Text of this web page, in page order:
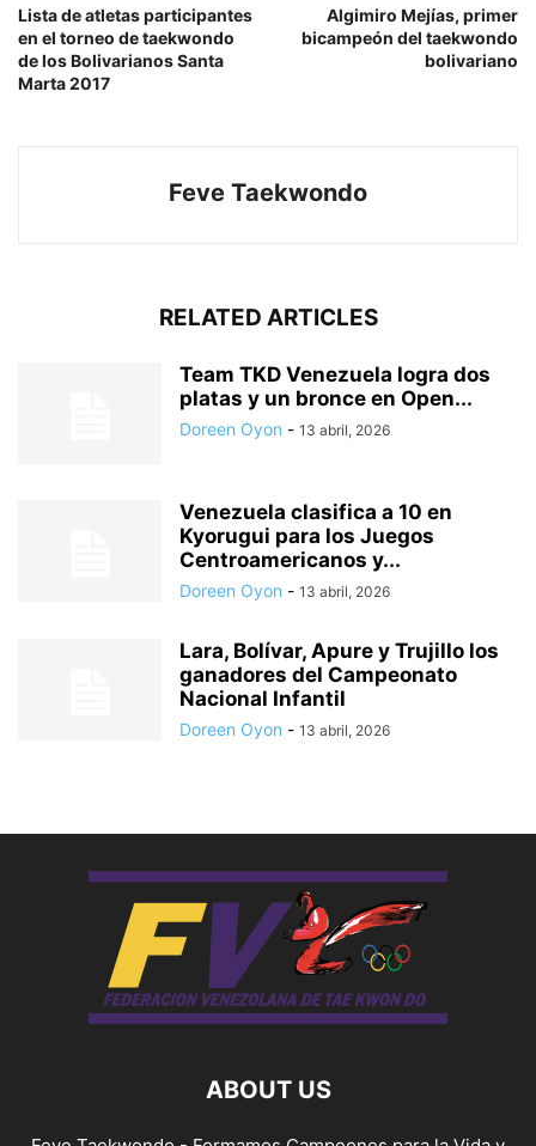
Lista de atletas participantes
en el torneo de taekwondo
de los Bolivarianos Santa
Marta 2017
Algimiro Mejías, primer
bicampeón del taekwondo
bolivariano
Feve Taekwondo
RELATED ARTICLES
Team TKD Venezuela logra dos
platas y un bronce en Open...
Doreen Oyon - 13 abril, 2026
Venezuela clasifica a 10 en
Kyorugui para los Juegos
Centroamericanos y...
Doreen Oyon - 13 abril, 2026
Lara, Bolívar, Apure y Trujillo los
ganadores del Campeonato
Nacional Infantil
Doreen Oyon - 13 abril, 2026
ABOUT US